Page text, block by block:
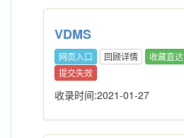
VDMS
网页入口 回顾详情
收藏直达
提交失效
收录时间:2021-01-27